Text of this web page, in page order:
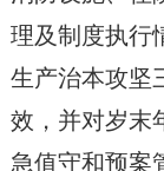
理及制度执行
生产治本攻坚
效，并对岁末
急值守和预案